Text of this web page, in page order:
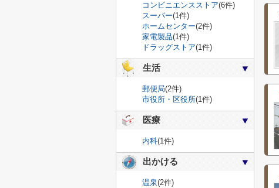
コンビニエンスストア(6件)
スーパー(1件)
ホームセンター(2件)
家電製品(1件)
ドラッグストア(1件)
生活
郵便局(2件)
市役所・区役所(1件)
医療
内科(1件)
出かける
温泉(2件)